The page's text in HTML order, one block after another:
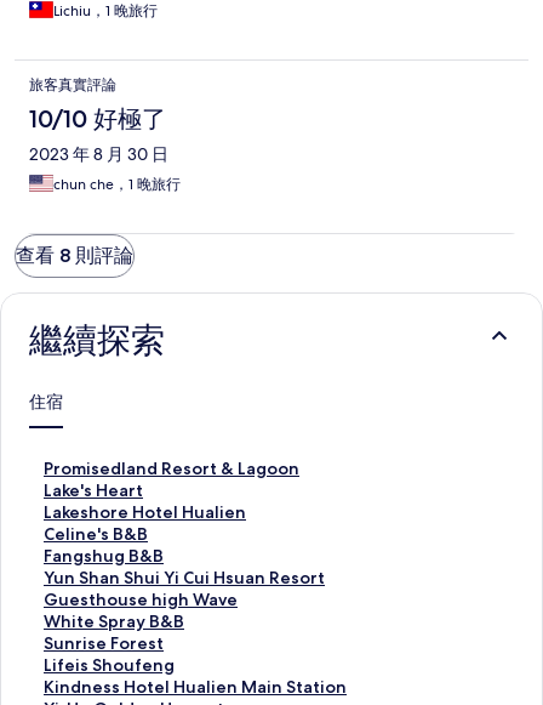
Lichiu，1 晚旅行
旅客真實評論
10/10 好極了
2023 年 8 月 30 日
chun che，1 晚旅行
查看 8 則評論
繼續探索
住宿
Promisedland Resort & Lagoon
P
r
o
m
i
s
e
d
l
a
n
Lake's Heart
L
a
k
e
'
s
H
e
a
r
Lakeshore Hotel Hualien
L
a
k
e
s
h
o
r
e
Celine's B&B
C
e
l
i
n
e
'
s
Fangshug B&B
F
a
n
g
s
h
u
Yun Shan Shui Yi Cui Hsuan Resort
Y
u
n
S
h
a
Guesthouse high Wave
G
u
e
s
t
White Spray B&B
W
h
i
t
Sunrise Forest
S
u
n
Lifeis Shoufeng
L
iKindness Hotel Hualien Main Station
K